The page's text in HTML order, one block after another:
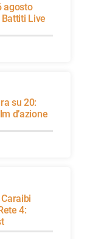
Live
d’azione
4: